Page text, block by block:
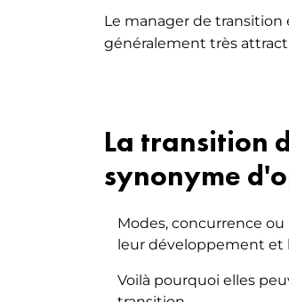
Le manager de
généralement très
La transition
synonyme
Modes, concurrence
leur développement et
Voilà pourquoi elles
EXECUTIVE LUXE [NEW]